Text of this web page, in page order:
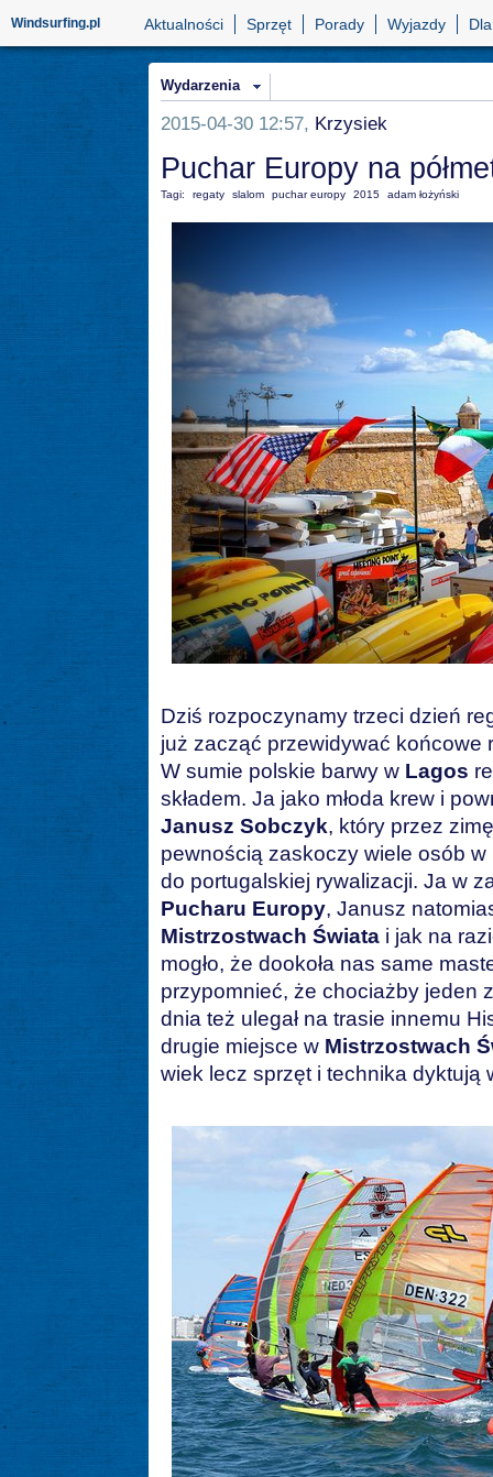
Windsurfing.pl Aktualności Sprzęt Porady Wyjazdy
Wydarzenia
2015-04-30 12:57, Krzysiek
Puchar Europy na
Tagi: regaty slalom puchar europy 2015 adam łożyński
Dziś rozpoczynamy trzeci dzień
już zacząć przewidywać końcowe
W sumie polskie barwy w Lagos
składem. Ja jako młoda krew i
Janusz Sobczyk, który przez
pewnością zaskoczy wiele osób w
do portugalskiej rywalizacji. Ja w
Pucharu Europy, Janusz
Mistrzostwach Świata i jak na
mogło, że dookoła nas same
przypomnieć, że chociażby jeden
dnia też ulegał na trasie innemu
drugie miejsce w Mistrzostwach
wiek lecz sprzęt i technika dyktują